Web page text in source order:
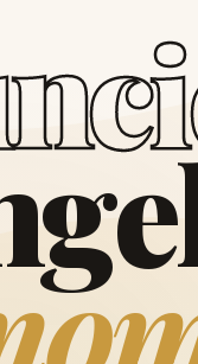
nci
ge